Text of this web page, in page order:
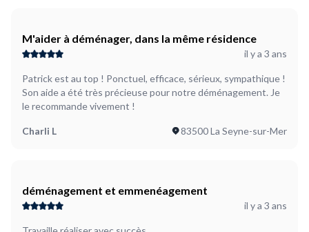
M'aider à déménager, dans la même résidence
il y a 3 ans
Patrick est au top ! Ponctuel, efficace, sérieux, sympathique !
Son aide a été très précieuse pour notre déménagement. Je
le recommande vivement !
Charli L 83500 La Seyne-sur-Mer
déménagement et emmenéagement
il y a 3 ans